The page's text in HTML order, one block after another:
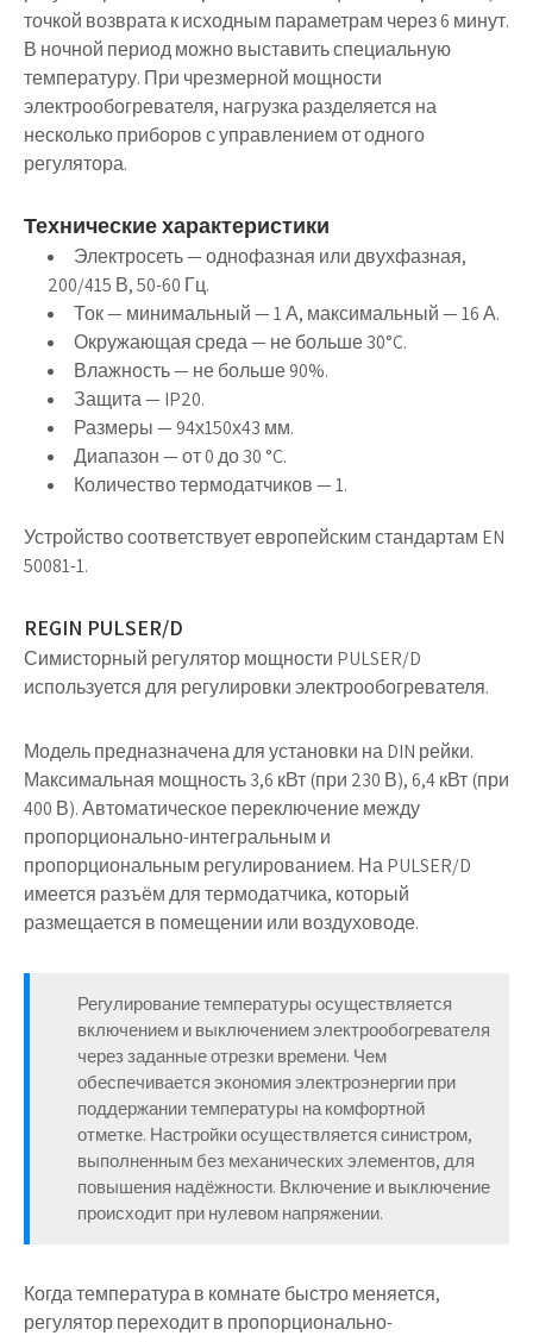
точкой возврата к исходным параметрам через 6 минут.
В ночной период можно выставить специальную
температуру. При чрезмерной мощности
электрообогревателя, нагрузка разделяется на
несколько приборов с управлением от одного
регулятора.
Технические характеристики
Электросеть — однофазная или двухфазная,
200/415 В, 50-60 Гц.
Ток — минимальный — 1 А, максимальный — 16 А.
Окружающая среда — не больше 30°C.
Влажность — не больше 90%.
Защита — IP20.
Размеры — 94х150х43 мм.
Диапазон — от 0 до 30 °C.
Количество термодатчиков — 1.
Устройство соответствует европейским стандартам EN
50081-1.
REGIN PULSER/D
Симисторный регулятор мощности PULSER/D
используется для регулировки электрообогревателя.
Модель предназначенадля установки на DIN рейки.
Максимальная мощность 3,6 кВт (при 230 В), 6,4 кВт (при
400 В). Автоматическое переключение между
пропорционально-интегральным и
пропорциональным регулированием. На PULSER/D
имеется разъём для термодатчика, который
размещается в помещении или воздуховоде.
Регулирование температуры осуществляется
включением и выключением электрообогревателя
через заданные отрезки времени. Чем
обеспечивается экономия электроэнергии при
поддержании температуры на комфортной
отметке. Настройки осуществляется синистром,
выполненным без механических элементов, для
повышения надёжности. Включение и выключение
происходит при нулевом напряжении.
Когда температура в комнате быстро меняется,
регулятор переходит в пропорционально-